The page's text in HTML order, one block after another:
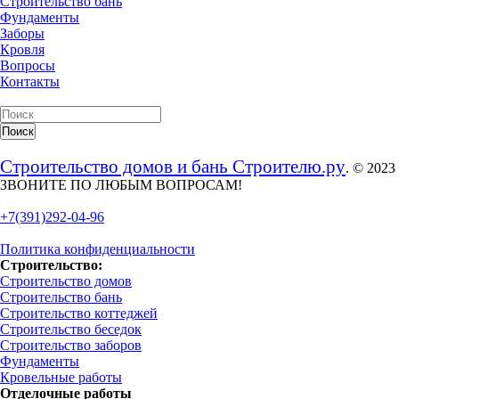
Фундаменты
Заборы
Кровля
Вопросы
Контакты
Строительство домов и бань Строителю.ру. © 2023
ЗВОНИТЕ ПО ЛЮБЫМ ВОПРОСАМ!
+7(391)292-04-96
Политика конфиденциальности
Строительство:
Строительство домов
Строительство бань
Строительство коттеджей
Строительство беседок
Строительство заборов
Фундаменты
Кровельные работы
Отделочные работы